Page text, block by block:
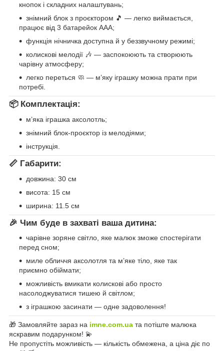
кнопок і складних налаштувань;
знімний блок з проєктором 🎵 — легко виймається,
працює від 3 батарейок AAA;
функція нічничка доступна й у беззвучному режимі;
колискові мелодії 🎶 — заспокоюють та створюють
чарівну атмосферу;
легко переться 🧼 — м’яку іграшку можна прати при
потребі.
📦 Комплектація:
м’яка іграшка аксолотль;
знімний блок-проєктор із мелодіями;
інструкція.
📏 Габарити:
довжина: 30 см
висота: 15 см
ширина: 11.5 см
🎉 Чим буде в захваті ваша дитина:
чарівне зоряне світло, яке малюк зможе спостерігати
перед сном;
миле обличчя аксолотля та м’яке тіло, яке так
приємно обіймати;
можливість вмикати колискові або просто
насолоджуватися тишею й світлом;
з іграшкою засинати — одне задоволення!
🎁 Замовляйте зараз на imne.com.ua та потіште малюка
яскравим подарунком! 💫
Не пропустіть можливість — кількість обмежена, а ціна діє по